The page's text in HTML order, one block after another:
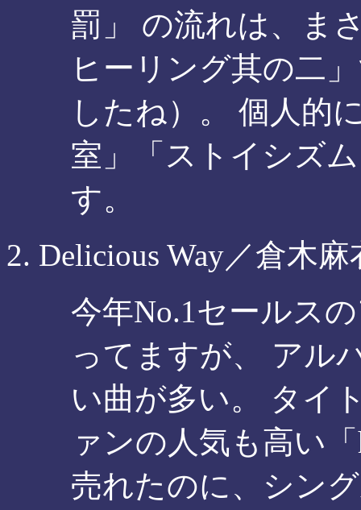
罰」 の流れは、ま
ヒーリング其の二
したね）。 個人的
室」「ストイシズ
す。
Delicious Way／倉木麻
今年No.1セールス
ってますが、 アル
い曲が多い。 タイ
ァンの人気も高い
売れたのに、シン